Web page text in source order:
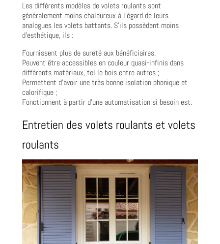
Les différents modèles de volets roulants sont
généralement moins chaleureux à l’égard de leurs
analogues les volets battants. S’ils possèdent moins
d’esthétique, ils :
Fournissent plus de sureté aux bénéficiaires.
Peuvent être accessibles en couleur quasi-infinis dans
différents matériaux, tel le bois entre autres ;
Permettent d’avoir une très bonne isolation phonique et
calorifique ;
Fonctionnent à partir d’une automatisation si besoin est.
Entretien des volets roulants et volets
roulants